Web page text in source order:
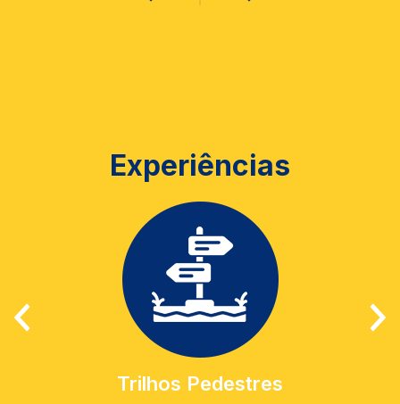
Experiências
Trilhos Pedestres